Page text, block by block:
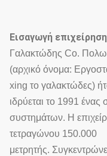
Εισαγωγή
Γαλακτώδης Co.
(αρχικό όνομα:
xing το γαλακτώδες)
ιδρύεται το 1991 ένας
συστημάτων. Η
τετραγώνου 150.000
μετρητής.